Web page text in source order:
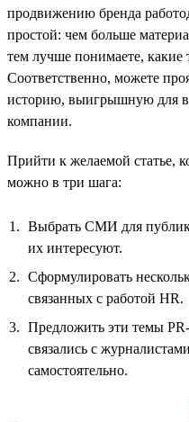
продвижению бренда
простой: чем больше
тем лучше понимаете,
Соответственно, можете
историю, выигрышную для
компании.
Прийти к желаемой статье,
можно в три шага:
Выбрать СМИ для
их интересуют.
Сформулировать
связанных с работой HR.
Предложить эти темы
связались с
самостоятельно.